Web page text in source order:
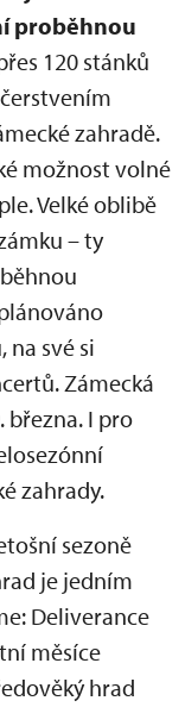
proběhnou
120 stánků
zahradě.
možnost volné
Velké oblibě
– ty
své si
Zámecká
března. I pro
zahrady.
sezoně
je jedním
Deliverance
měsíce
hrad